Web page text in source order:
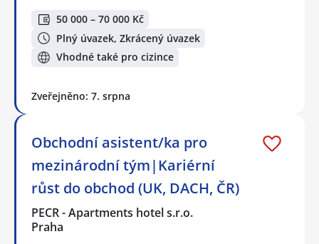
50 000 – 70 000 Kč
Plný úvazek, Zkrácený úvazek
Vhodné také pro cizince
Zveřejněno: 7. srpna
Obchodní asistent/ka pro
mezinárodní tým|Kariérní
růst do obchod (UK, DACH, ČR)
PECR - Apartments hotel s.r.o.
Praha